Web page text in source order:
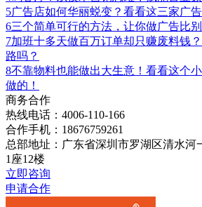
5广告店如何华丽蜕变？看看这三家广告
6三个简单可行的方法，让你做广告比别
7加班十多天做百万订单却只赚废料钱
路吗？
8不靠物料也能做出大生意！看看这个
做的！
商务合作
热线电话：4006-110-166
合作手机：18676759261
总部地址：广东省深圳市罗湖区清水河
1座12楼
立即咨询
申请合作